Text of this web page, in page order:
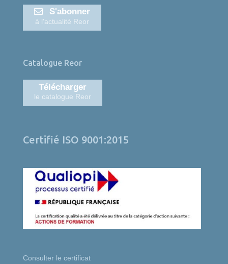
S'abonner
à l'actualité Reor
Catalogue Reor
Télécharger
le catalogue Reor
Certifié ISO 9001:2015
Consulter le certificat